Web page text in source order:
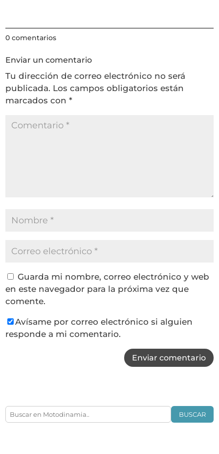
0 comentarios
Enviar un comentario
Tu dirección de correo electrónico no será
publicada. Los campos obligatorios están
marcados con*
Guarda mi nombre, correo electrónico y web
en este navegador para la próxima vez que
comente.
Avísame por correo electrónico si alguien
responde a mi comentario.
Enviar comentario
BUSCAR